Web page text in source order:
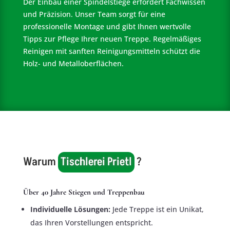
Der Einbau einer Spindelstiege erfordert Fachwissen
und Präzision. Unser Team sorgt für eine
professionelle Montage und gibt Ihnen wertvolle
Tipps zur Pflege Ihrer neuen Treppe. Regelmäßiges
Reinigen mit sanften Reinigungsmitteln schützt die
Holz- und Metalloberflächen.
Warum Tischlerei Prietl ?
Über 40 Jahre Stiegen und Treppenbau
Individuelle Lösungen: Jede Treppe ist ein Unikat,
das Ihren Vorstellungen entspricht.